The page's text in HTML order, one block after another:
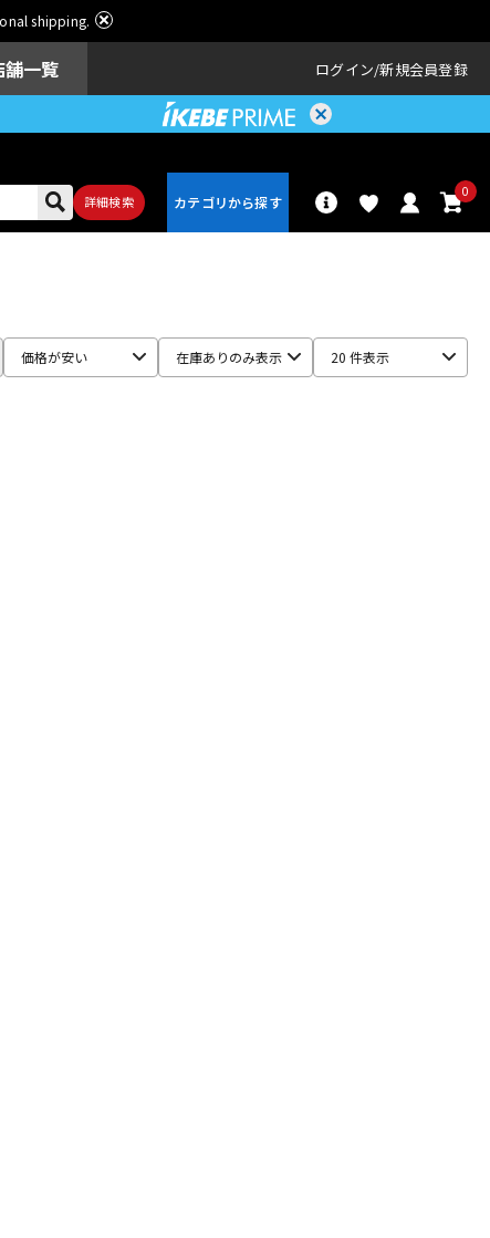
shipping.
舗一覧 ログイン 新規会員登録
詳細検索
0
価格が安い 在庫ありのみ表示 20 件表示